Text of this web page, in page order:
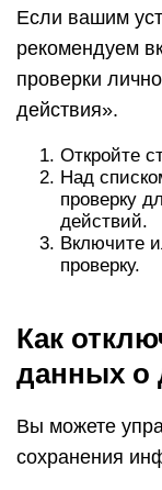
Если вашим
рекомендуем
проверки
действия».
Откройте
Над
проверку
действий.
Включите
проверку.
Как
данных о
Вы можете
сохранения